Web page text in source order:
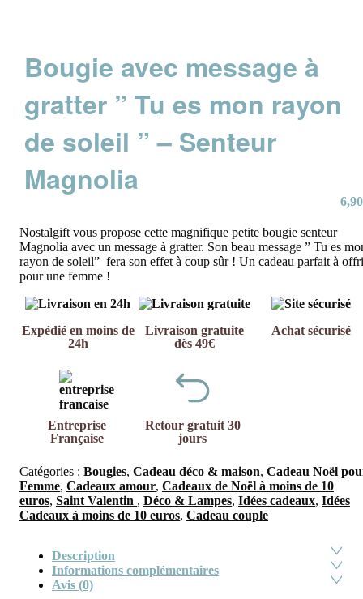
Bougie avec message à
gratter ” Tu es mon rayon
de soleil ” – Senteur
Magnolia
6,90
Nostalgift vous propose cette magnifique petite bougie senteur
Magnolia avec un message à gratter. Son beau message ” Tu es
rayon de soleil” fera son effet à coup sûr ! Un cadeau parfait à
pour une femme !
Expédié en moins de
24h
Livraison gratuite
dès 49€
Achat sécurisé
Entreprise
Française
Retour gratuit 30
jours
Catégories : Bougies, Cadeau déco & maison, Cadeau Noël
Femme, Cadeaux amour, Cadeaux de Noël à moins de 10
euros, Saint Valentin , Déco & Lampes, Idées cadeaux, Idées
Cadeaux à moins de 10 euros, Cadeau couple
Description
Informations complémentaires
Avis (0)